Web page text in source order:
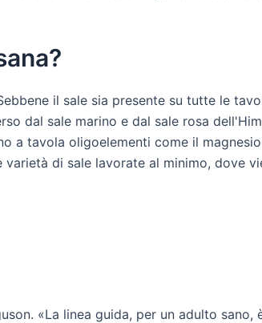
il sale sia presente su tutte le
dal sale marino e dal sale rosa
a tavola oligoelementi come il
di sale lavorate al minimo, dove
«La linea guida, per un adulto sano,